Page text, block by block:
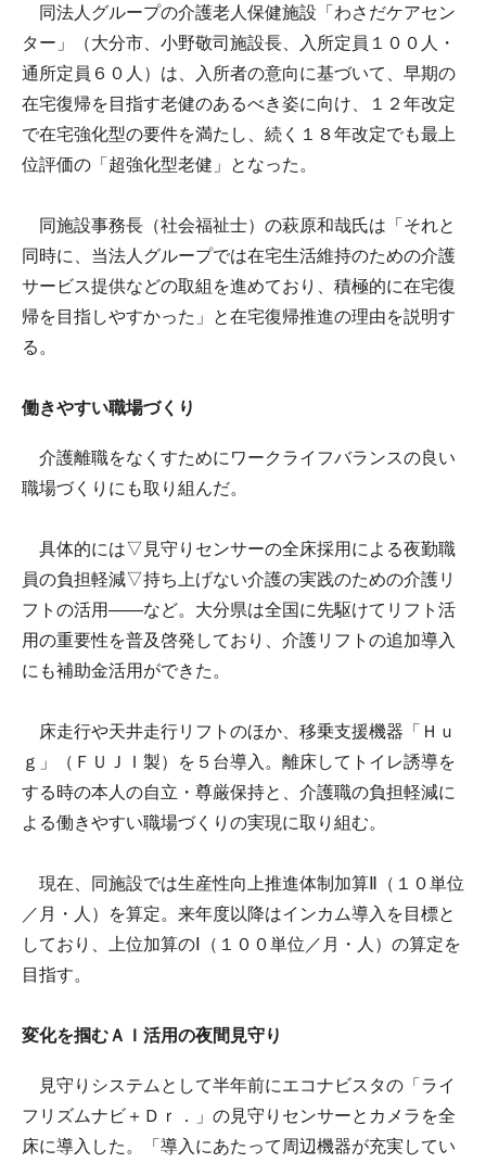
同法人グループの介護老人保健施設「わさだケアセン
ター」（大分市、小野敬司施設長、入所定員１００人・
通所定員６０人）は、入所者の意向に基づいて、早期の
在宅復帰を目指す老健のあるべき姿に向け、１２年改定
で在宅強化型の要件を満たし、続く１８年改定でも最上
位評価の「超強化型老健」となった。
同施設事務長（社会福祉士）の萩原和哉氏は「それと
同時に、当法人グループでは在宅生活維持のための介護
サービス提供などの取組を進めており、積極的に在宅復
帰を目指しやすかった」と在宅復帰推進の理由を説明す
る。
働きやすい職場づくり
介護離職をなくすためにワークライフバランスの良い
職場づくりにも取り組んだ。
具体的には▽見守りセンサーの全床採用による夜勤職
員の負担軽減▽持ち上げない介護の実践のための介護リ
フトの活用――など。大分県は全国に先駆けてリフト活
用の重要性を普及啓発しており、介護リフトの追加導入
にも補助金活用ができた。
床走行や天井走行リフトのほか、移乗支援機器「Ｈｕ
ｇ」（ＦＵＪＩ製）を５台導入。離床してトイレ誘導を
する時の本人の自立・尊厳保持と、介護職の負担軽減に
よる働きやすい職場づくりの実現に取り組む。
現在、同施設では生産性向上推進体制加算Ⅱ（１０単位
／月・人）を算定。来年度以降はインカム導入を目標と
しており、上位加算のⅠ（１００単位／月・人）の算定を
目指す。
変化を掴むＡＩ活用の夜間見守り
見守りシステムとして半年前にエコナビスタの「ライ
フリズムナビ＋Ｄｒ．」の見守りセンサーとカメラを全
床に導入した。「導入にあたって周辺機器が充実してい